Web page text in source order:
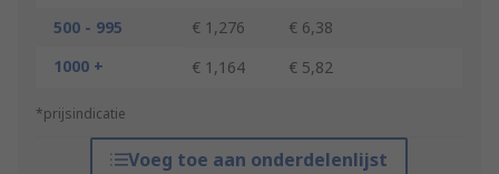
500 - 995
€ 1,276
€ 6,38
1000 +
€ 1,164 € 5,82
*prijsindicatie
Voeg toe aan onderdelenlijst